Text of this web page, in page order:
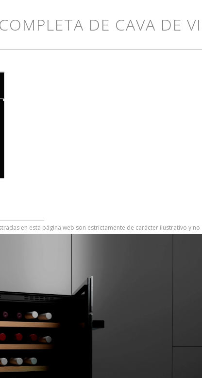
DE CAVA DE
en esta página web son estrictamente de carácter ilustrativo y